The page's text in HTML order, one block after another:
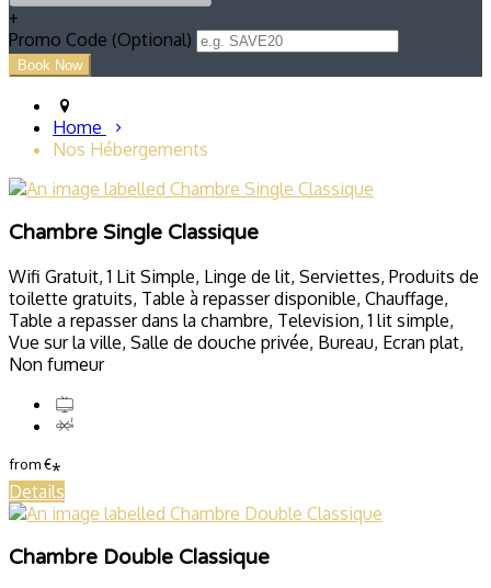
+
Promo Code (Optional)
Home
Nos Hébergements
Chambre Single Classique
Wifi Gratuit, 1 Lit Simple, Linge de lit, Serviettes, Produits de
toilette gratuits, Table à repasser disponible, Chauffage,
Table a repasser dans la chambre, Television, 1 lit simple,
Vue sur la ville, Salle de douche privée, Bureau, Ecran plat,
Non fumeur
from€*
Details
Chambre Double Classique